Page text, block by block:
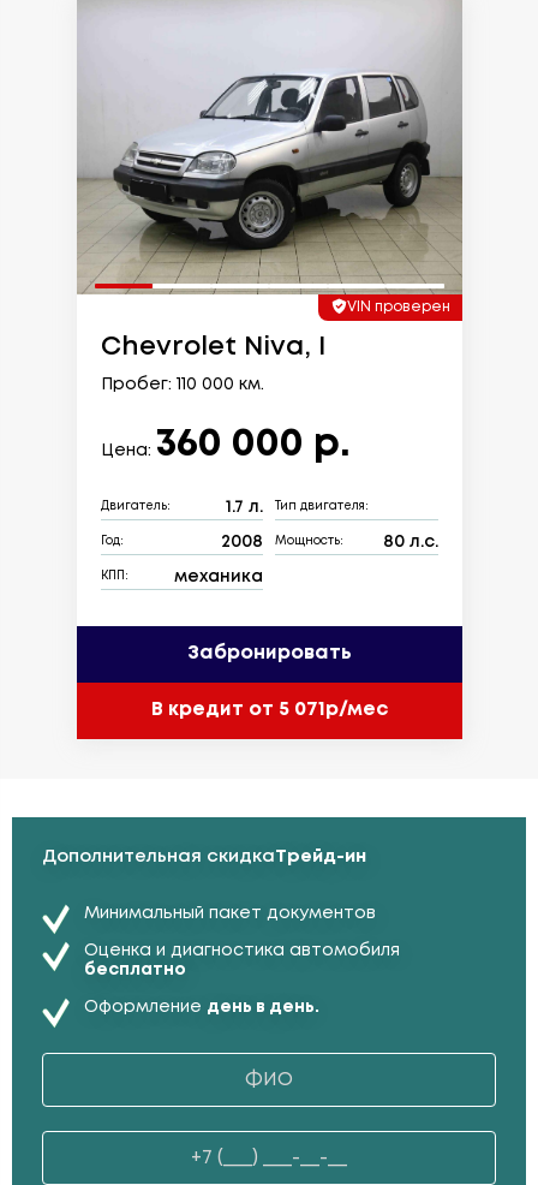
VIN проверен
Chevrolet Niva, I
Пробег: 110 000 км.
Цена: 360 000 р.
Двигатель: 1.7 л. Тип двигателя:
Год: 2008 Мощность: 80 л.с.
КПП: механика
Забронировать
В кредит от 5 071р/мес
Дополнительная скидкаТрейд-ин
Минимальный пакет документов
Оценка и диагностика автомобиля
бесплатно
Оформление день в день.